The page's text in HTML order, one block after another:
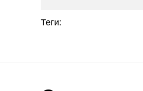
Теги: